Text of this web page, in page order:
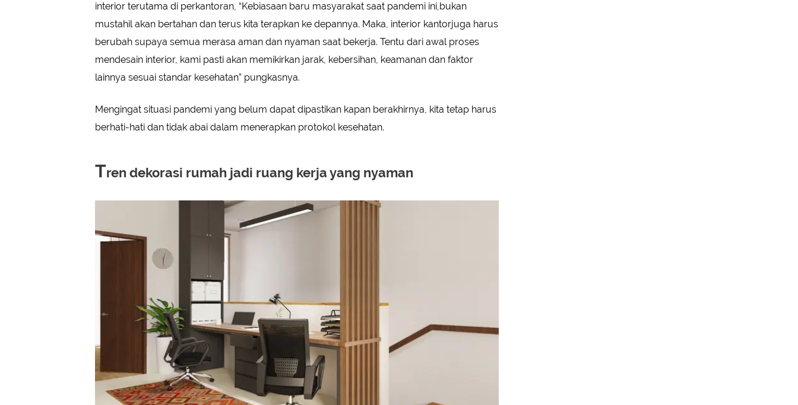
interior terutama di perkantoran, “Kebiasaan baru masyarakat saat pandemi ini,bukan
mustahil akan bertahan dan terus kita terapkan ke depannya. Maka, interior kantorjuga harus
berubah supaya semua merasa aman dan nyaman saat bekerja. Tentu dari awal proses
mendesain interior, kami pasti akan memikirkan jarak, kebersihan, keamanan dan faktor
lainnya sesuai standar kesehatan” pungkasnya.
Mengingat situasi pandemi yang belum dapat dipastikan kapan berakhirnya, kita tetap harus
berhati-hati dan tidak abai dalam menerapkan protokol kesehatan.
Tren dekorasi rumah jadi ruang kerja yang nyaman